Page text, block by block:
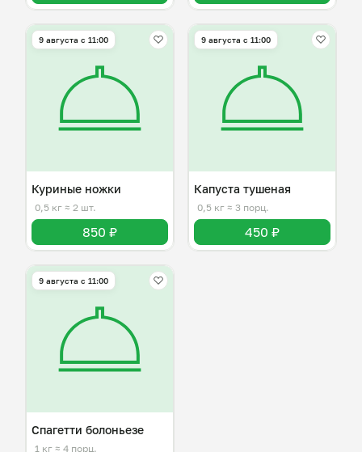
9 августа с 11:00
Куриные ножки
0,5 кг ≈ 2 шт.
850 ₽
9 августа с 11:00
Капуста тушеная
0,5 кг ≈ 3 порц.
450 ₽
9 августа с 11:00
Спагетти болоньезе
1 кг ≈ 4 порц.